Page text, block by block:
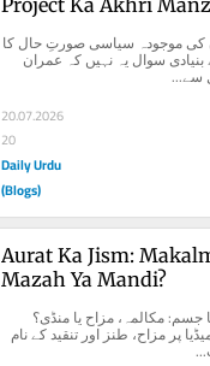
سب سے بنیادی سوال یہ نہیں کہ عمران
سے...
20.07.2026
20
Daily Urdu
(Blogs)
Aurat Ka Jism:
Mazah Ya Mandi?
سوشل میڈیا پر مزاح، طنز اور تنقید کے نام